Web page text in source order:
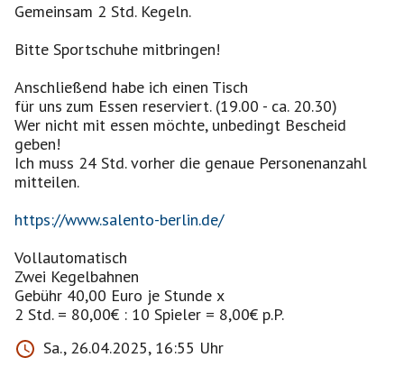
Gemeinsam 2 Std. Kegeln.
Bitte Sportschuhe mitbringen!
Anschließend habe ich einen Tisch
für uns zum Essen reserviert. (19.00 - ca. 20.30)
Wer nicht mit essen möchte, unbedingt Bescheid
geben!
Ich muss 24 Std. vorher die genaue Personenanzahl
mitteilen.
https://www.salento-berlin.de/
Vollautomatisch
Zwei Kegelbahnen
Gebühr 40,00 Euro je Stunde x
Sa., 26.04.2025, 16:55 Uhr